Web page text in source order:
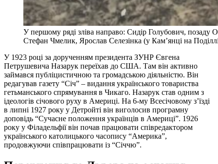
У першому ряді зліва направо: Сидір Голубович,
Стефан Чмелик, Ярослав Селезінка (у Кам’янці на
У 1923 році за дорученням президента ЗУНР Євгена
Петрушевича Назарук переїхав до США. Там він активно
займався публіцистичною та громадською діяльністю. Він
редагував газету “Січ” – видання українського товариства
гетьманського спрямування в Чикаго. Назарук став одним з
ідеологів січового руху в Америці. На 6-му Всесічовому з’їзді
в липні 1927 року у Детройті він виголосив програмну
доповідь “Сучасне положення українців в Америці”. 1926
року у Філадельфії він почав працювати співредактором
українського католицького часопису “Америка”,
продовжуючи співпрацювати із “Січчю”.